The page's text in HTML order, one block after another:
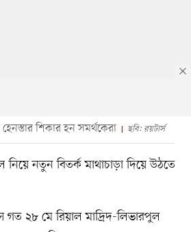
শিকার হন সমর্থকেরা ছবি: রয়টার্স
নিয়ে নতুন বিতর্ক মাথাচাড়া দিয়ে উঠতে
গত ২৮ মে রিয়াল মাদ্রিদ-লিভারপুল